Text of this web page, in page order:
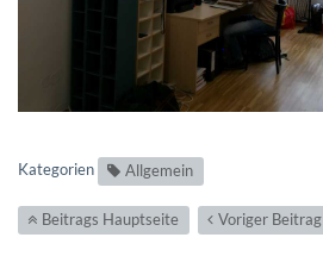
Kategorien Allgemein
Beitrags Hauptseite Voriger Beitrag